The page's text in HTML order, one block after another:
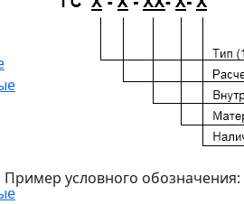
Пример условного обозначения: